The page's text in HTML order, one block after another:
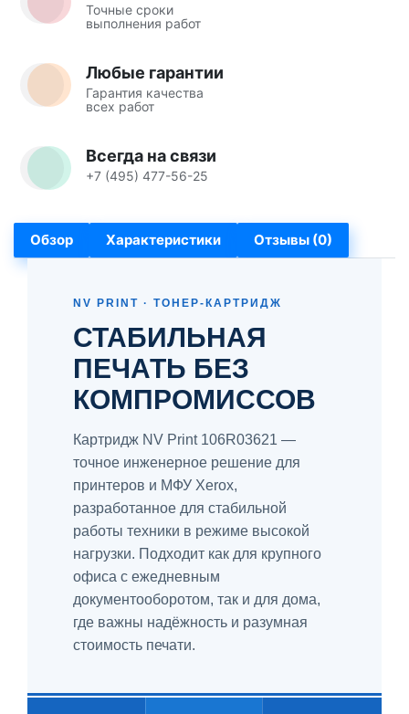
Точные сроки
выполнения работ
Любые гарантии
Гарантия качества
всех работ
Всегда на связи
+7 (495) 477-56-25
Обзор Характеристики Отзывы (0)
NV PRINT · ТОНЕР-КАРТРИДЖ
СТАБИЛЬНАЯ
ПЕЧАТЬ БЕЗ
КОМПРОМИССОВ
Картридж NV Print 106R03621 —
точное инженерное решение для
принтеров и МФУ Xerox,
разработанное для стабильной
работы техники в режиме высокой
нагрузки. Подходит как для крупного
офиса с ежедневным
документооборотом, так и для дома,
где важны надёжность и разумная
стоимость печати.